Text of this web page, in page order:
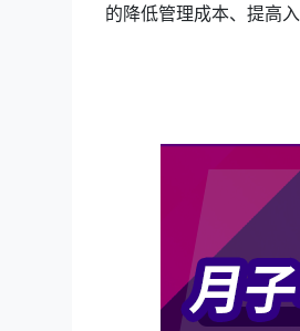
的降低管理成本、提高